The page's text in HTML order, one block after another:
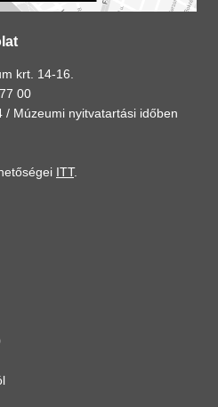
krt. 14-16.
00
/ Múzeumi nyitvatartási időben
ITT.